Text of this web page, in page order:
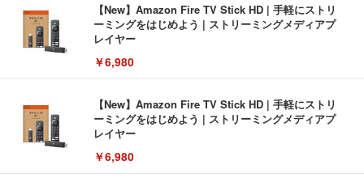
【New】Amazon Fire TV Stick HD | 手軽にストリ
ーミングをはじめよう | ストリーミングメディアプ
レイヤー
￥6,980
【New】Amazon Fire TV Stick HD | 手軽にストリ
ーミングをはじめよう | ストリーミングメディアプ
レイヤー
￥6,980